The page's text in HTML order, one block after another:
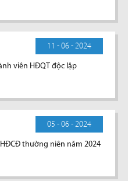
11 - 06 - 2024
viên HĐQT độc lập
05 - 06 - 2024
thường niên năm 2024